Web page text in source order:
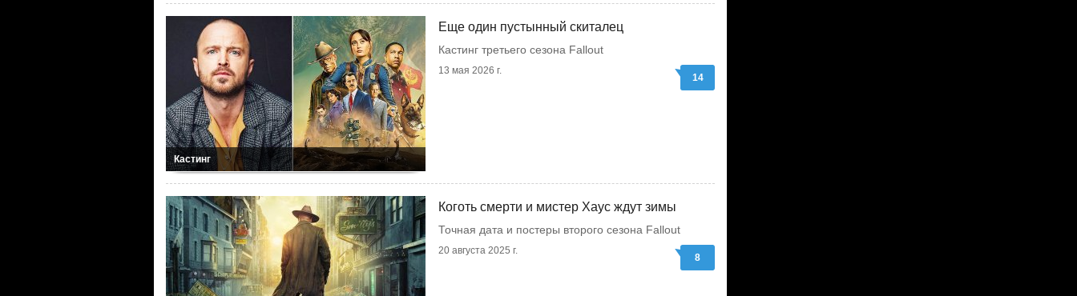
Кастинг
Еще один пустынный скиталец
Кастинг третьего сезона Fallout
13 мая 2026 г.
14
Коготь смерти и мистер Хаус ждут зимы
Точная дата и постеры второго сезона Fallout
20 августа 2025 г.
8